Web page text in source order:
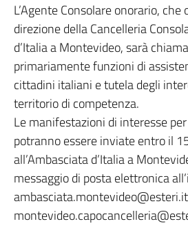
L’Agente Consolare onorario,
direzione della Cancelleria
d’Italia a Montevideo, sarà
primariamente funzioni di
cittadini italiani e tutela degli
territorio di competenza.
Le manifestazioni di interesse
potranno essere inviate entro il
all’Ambasciata d’Italia a
messaggio di posta elettronica